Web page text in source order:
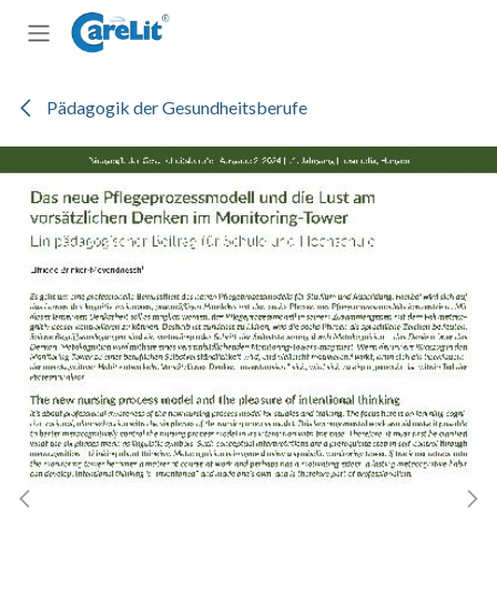
Zum Inhalt springen
Pädagogik der Gesundheitsberufe